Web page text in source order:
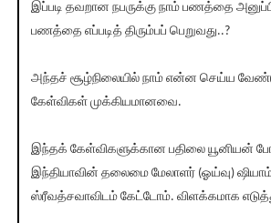
இப்படி தவறான நபருக்கு நாம் பணத்தை
பணத்தை எப்படித் திரும்பப் பெறுவது..?
அந்தச் சூழ்நிலையில் நாம் என்ன செய்ய
கேள்விகள் முக்கியமானவை.
இந்தக் கேள்விகளுக்கான பதிலை யூனியன்
இந்தியாவின் தலைமை மேலாளர் (ஓய்வு)
ஸ்ரீவத்சவாவிடம் கேட்டோம். விளக்கமாக